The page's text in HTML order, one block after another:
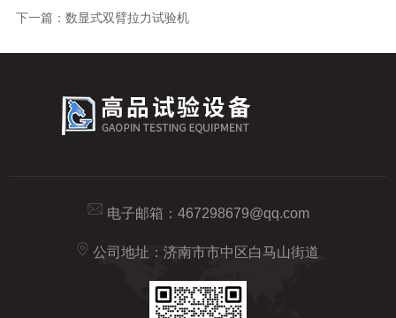
下一篇： 数显式双臂拉力试验机
电子邮箱： 467298679@qq.com
公司地址：济南市市中区白马山街道